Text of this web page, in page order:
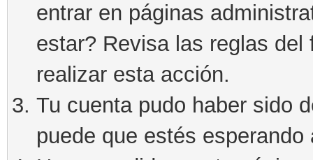
entrar en páginas
estar? Revisa las reglas
realizar esta acción.
Tu cuenta pudo haber sido
puede que estés esperando